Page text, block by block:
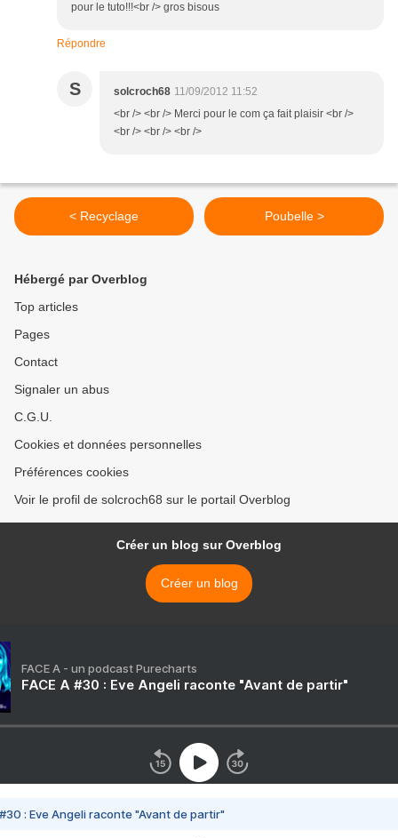
pour le tuto!!!<br /> gros bisous
Répondre
S solcroch68 11/09/2012 11:52
<br /> <br /> Merci pour le com ça fait plaisir <br />
<br /> <br /> <br />
< Recyclage Poubelle >
Hébergé par Overblog
Top articles
Pages
Contact
Signaler un abus
C.G.U.
Cookies et données personnelles
Préférences cookies
Voir le profil de solcroch68 sur le portail Overblog
Créer un blog sur Overblog
Créer un blog
FACE A - un podcast Purecharts
FACE A #30 : Eve Angeli raconte "Avant de partir"
#30 : Eve Angeli raconte "Avant de partir"